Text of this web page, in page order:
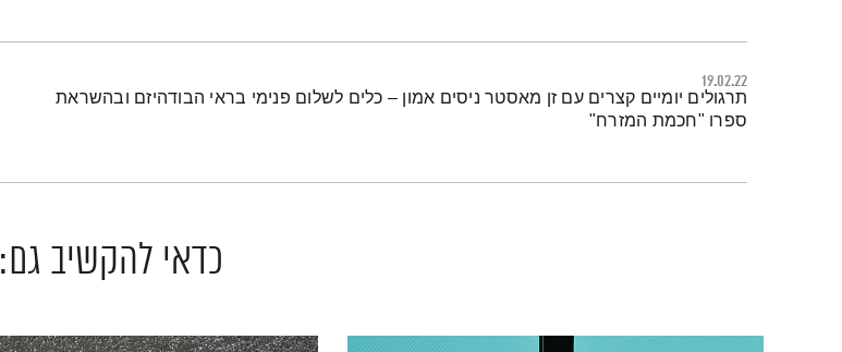
19.02.22
תמצית הפודקאסט
תרגולים יומיים קצרים עם זן מאסטר ניסים אמון – כלים לשלום פנימי בראי הבודהיזם ובהשראת
ספרו "חכמת המזרח"
כדאי להקשיב גם: